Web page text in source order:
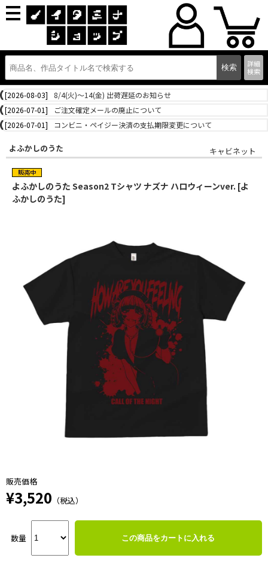
詳細
検索
[2026-08-03]
8/4(火)～14(金) 出荷遅延のお知らせ
[2026-07-01]
ご注文確定メールの廃止について
[2026-07-01]
コンビニ・ペイジー決済の支払期限変更について
よふかしのうた キャビネット
よふかしのうた Season2 Tシャツ ナズナ ハロウィーンver. [よ
ふかしのうた]
販売価格
¥3,520 （税込）
数量 この商品をカートに入れる